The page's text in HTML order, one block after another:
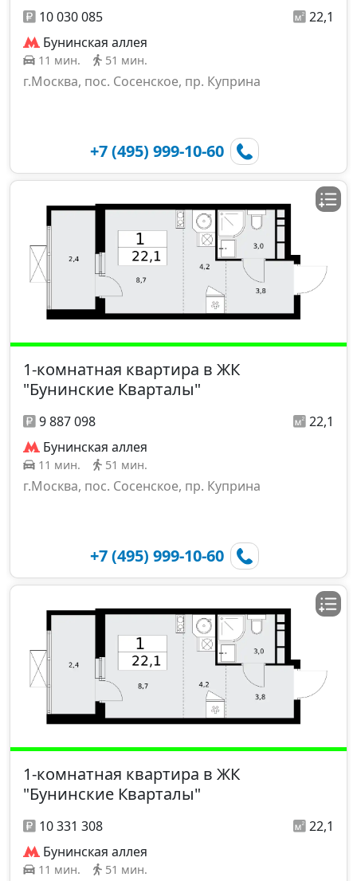
10 030 085
22,1
Бунинская аллея
11 мин. 51 мин.
г.Москва, пос. Сосенское, пр. Куприна
+7 (495) 999-10-60
1-комнатная квартира в ЖК
"Бунинские Кварталы"
9 887 098
22,1
Бунинская аллея
11 мин. 51 мин.
г.Москва, пос. Сосенское, пр. Куприна
+7 (495) 999-10-60
1-комнатная квартира в ЖК
"Бунинские Кварталы"
10 331 308
22,1
Бунинская аллея
11 мин. 51 мин.